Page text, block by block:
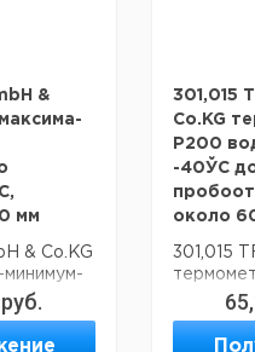
к
датчик -
- 1 шт.,
&
мм
& Co.KG
минимум-
и
... + 50ЎC,
руб.
301,015
Co.KG
P200
-40ЎC
около
301,015
200ЎC,
кабелем